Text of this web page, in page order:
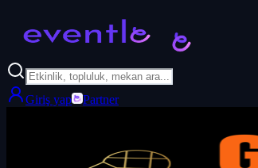
Giriş yap Partner